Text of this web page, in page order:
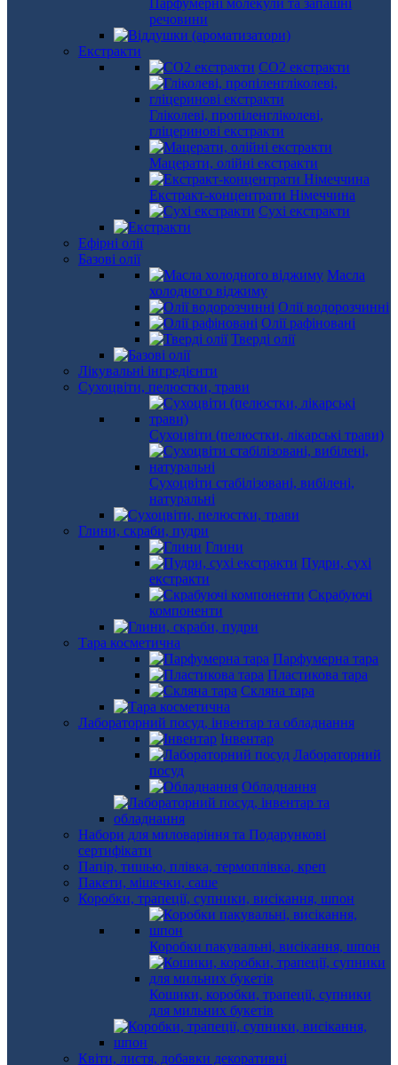
Парфумерні молекули та запашні
речовини
Екстракти
СО2 екстракти
Гліколеві, пропіленгліколеві,
гліцеринові екстракти
Мацерати, олійні екстракти
Екстракт-концентрати Німеччина
Сухі екстракти
Ефірні олії
Базові олії
Масла
холодного віджиму
Олії водорозчинні
Олії рафіновані
Тверді олії
Лікувальні інгредієнти
Сухоцвіти, пелюстки, трави
Сухоцвіти (пелюстки, лікарські трави)
Сухоцвіти стабілізовані, вибілені,
натуральні
Глини, скраби, пудри
Глини
Пудри, сухі
екстракти
Скрабуючі
компоненти
Тара косметична
Парфумерна тара
Пластикова тара
Скляна тара
Лабораторний посуд, інвентар та обладнання
Інвентар
Лабораторний
посуд
Обладнання
Набори для миловаріння та Подарункові
сертифікати
Папір, тишью, плівка, термоплівка, креп
Пакети, мішечки, саше
Коробки, трапеції, супники, висікання, шпон
Коробки пакувальні, висікання, шпон
Кошики, коробки, трапеції, супники
для мильних букетів
Квіти, листя, добавки декоративні